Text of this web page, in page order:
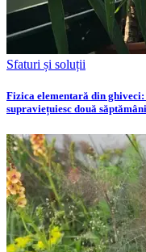
Sfaturi și soluții
Fizica elementară din
supraviețuiesc două